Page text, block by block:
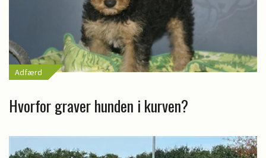
Adfærd
Hvorfor graver hunden i kurven?